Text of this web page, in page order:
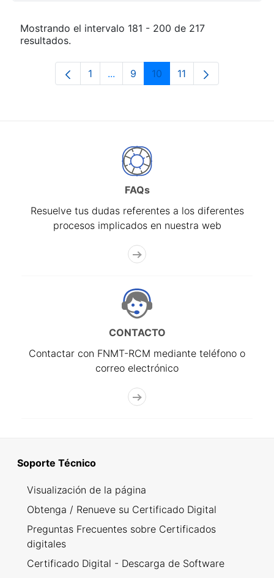
Mostrando el intervalo 181 - 200 de 217
resultados.
Página
1 ...Páginas intermedias Use TAB para
Página
9 Página
10 Página
11
FAQs
Resuelve tus dudas referentes a los diferentes
procesos implicados en nuestra web
CONTACTO
Contactar con FNMT-RCM mediante teléfono o
correo electrónico
Soporte Técnico
Visualización de la página
Obtenga / Renueve su Certificado Digital
Preguntas Frecuentes sobre Certificados
digitales
Certificado Digital - Descarga de Software